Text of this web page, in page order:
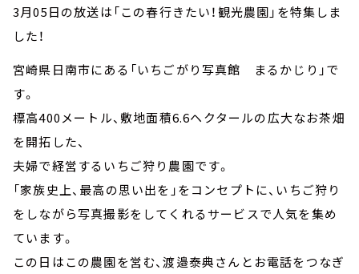
3月05日の放送は「この春行きたい！観光農園」を特集しま
した！
宮崎県日南市にある「いちごがり写真館 まるかじり」で
す。
標高400メートル、敷地面積6.6ヘクタールの広大なお茶畑
を開拓した、
夫婦で経営するいちご狩り農園です。
「家族史上、最高の思い出を」をコンセプトに、いちご狩り
をしながら写真撮影をしてくれるサービスで人気を集め
ています。
この日はこの農園を営む、渡邉泰典さんとお電話をつなぎ